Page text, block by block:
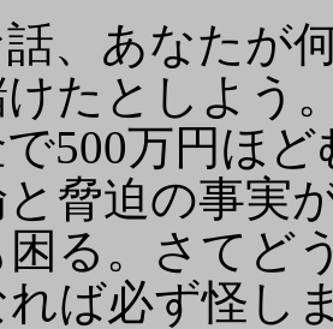
、あなたが
たとしよう
500万円ほ
脅迫の事実
困る。さて
ば必ず怪し